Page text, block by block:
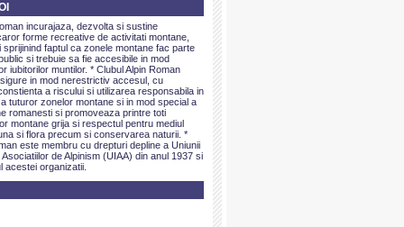
incurajaza, dezvolta si sustine
forme recreative de activitati montane,
faptul ca zonele montane fac parte
si trebuie sa fie accesibile in mod
iubitorilor muntilor. * Clubul Alpin Roman
in mod nerestrictiv accesul, cu
a riscului si utilizarea responsabila in
tuturor zonelor montane si in mod special a
romanesti si promoveaza printre toti
montane grija si respectul pentru mediul
si flora precum si conservarea naturii. *
este membru cu drepturi depline a Uniunii
de Alpinism (UIAA) din anul 1937 si
acestei organizatii.